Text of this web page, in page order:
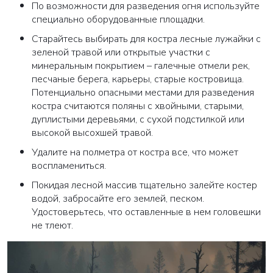
По возможности для разведения огня используйте
специально оборудованные площадки.
Старайтесь выбирать для костра лесные лужайки с
зеленой травой или открытые участки с
минеральным покрытием – галечные отмели рек,
песчаные берега, карьеры, старые костровища.
Потенциально опасными местами для разведения
костра считаются поляны с хвойными, старыми,
дуплистыми деревьями, с сухой подстилкой или
высокой высохшей травой.
Удалите на полметра от костра все, что может
воспламениться.
Покидая лесной массив тщательно залейте костер
водой, забросайте его землей, песком.
Удостоверьтесь, что оставленные в нем головешки
не тлеют.